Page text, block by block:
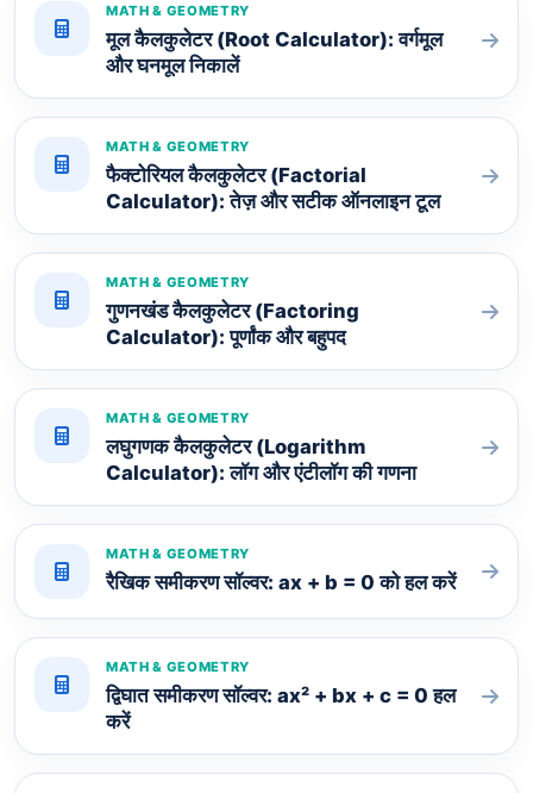
MATH & GEOMETRY
मूल कैलकुलेटर (Root Calculator): वर्गमूल
और घनमूल निकालें
MATH & GEOMETRY
फैक्टोरियल कैलकुलेटर (Factorial
Calculator): तेज़ और सटीक ऑनलाइन टूल
MATH & GEOMETRY
गुणनखंड कैलकुलेटर (Factoring
Calculator): पूर्णांक और बहुपद
MATH & GEOMETRY
लघुगणक कैलकुलेटर (Logarithm
Calculator): लॉग और एंटीलॉग की गणना
MATH & GEOMETRY
रैखिक समीकरण सॉल्वर: ax + b = 0 को हल करें
MATH & GEOMETRY
द्विघात समीकरण सॉल्वर: ax² + bx + c = 0 हल
करें